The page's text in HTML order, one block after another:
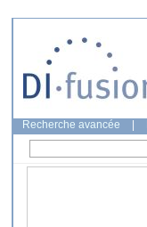
Recherche avancée